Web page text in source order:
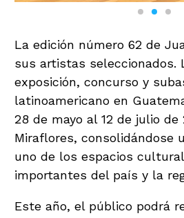
La edición número 62 de
sus artistas seleccionados.
exposición, concurso y
latinoamericano en
28 de mayo al 12 de julio de
Miraflores, consolidándose
uno de los espacios
importantes del país y la
Este año, el público podrá